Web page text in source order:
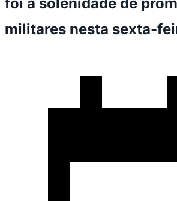
militares nesta sexta-